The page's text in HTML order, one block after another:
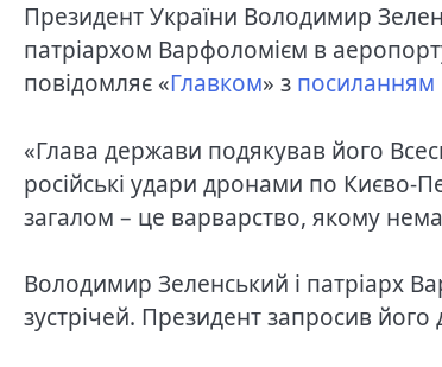
Президент України Володимир
патріархом Варфоломієм в
повідомляє «Главком» з посиланням
«Глава держави подякував його
російські удари дронами по Києво-
загалом – це варварство, якому
Володимир Зеленський і патріарх
зустрічей. Президент запросив